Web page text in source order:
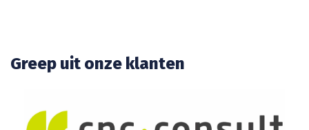
Greep uit onze klanten